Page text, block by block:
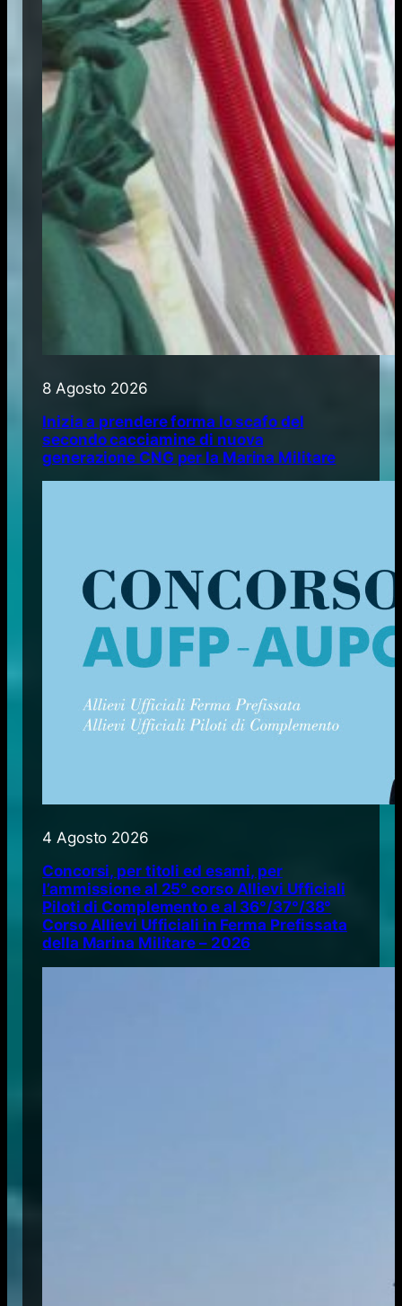
8 Agosto 2026
Inizia a prendere forma lo scafo del
secondo cacciamine di nuova
generazione CNG per la Marina Militare
4 Agosto 2026
Concorsi, per titoli ed esami, per
l’ammissione al 25° corso Allievi Ufficiali
Piloti di Complemento e al 36°/37°/38°
Corso Allievi Ufficiali in Ferma Prefissata
della Marina Militare – 2026